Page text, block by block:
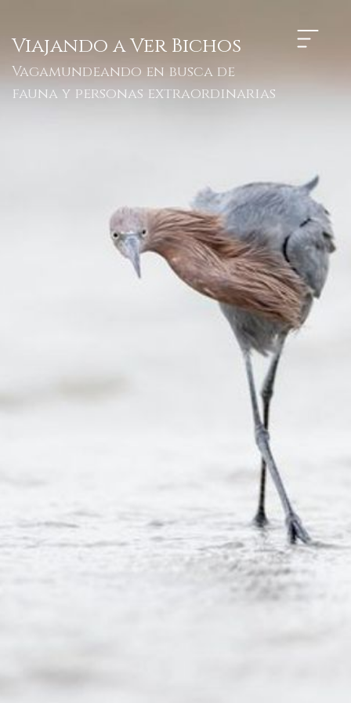
Viajando a Ver Bichos
Vagamundeando en busca de
fauna y personas extraordinarias